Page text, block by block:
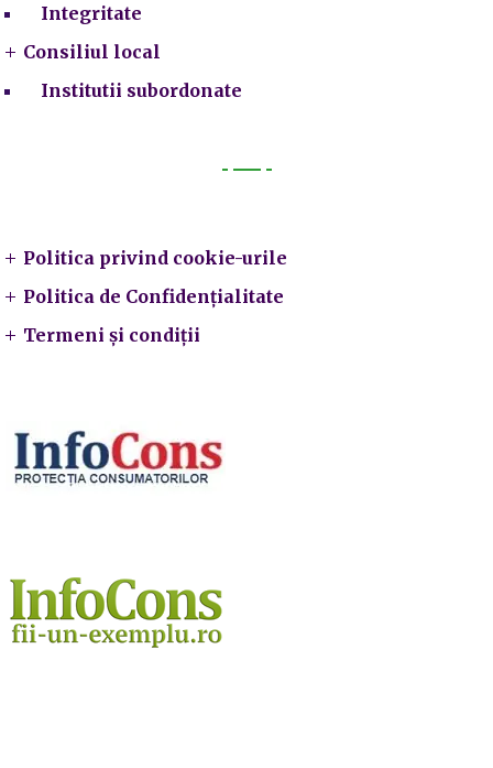
Integritate
Consiliul local
Institutii subordonate
Politica privind cookie-urile
Politica de Confidențialitate
Termeni și condiții